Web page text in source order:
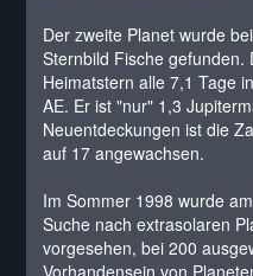
Der zweite Planet wurde
Sternbild Fische gefunden.
Heimatstern alle 7,1 Tage
AE. Er ist "nur" 1,3
Neuentdeckungen ist die
auf 17 angewachsen.
Im Sommer 1998 wurde
Suche nach extrasolaren
vorgesehen, bei 200
Vorhandensein von